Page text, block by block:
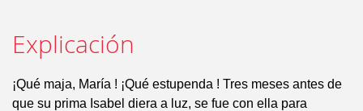
Explicación
¡Qué maja, María ! ¡Qué estupenda ! Tres meses antes de
que su prima Isabel diera a luz, se fue con ella para